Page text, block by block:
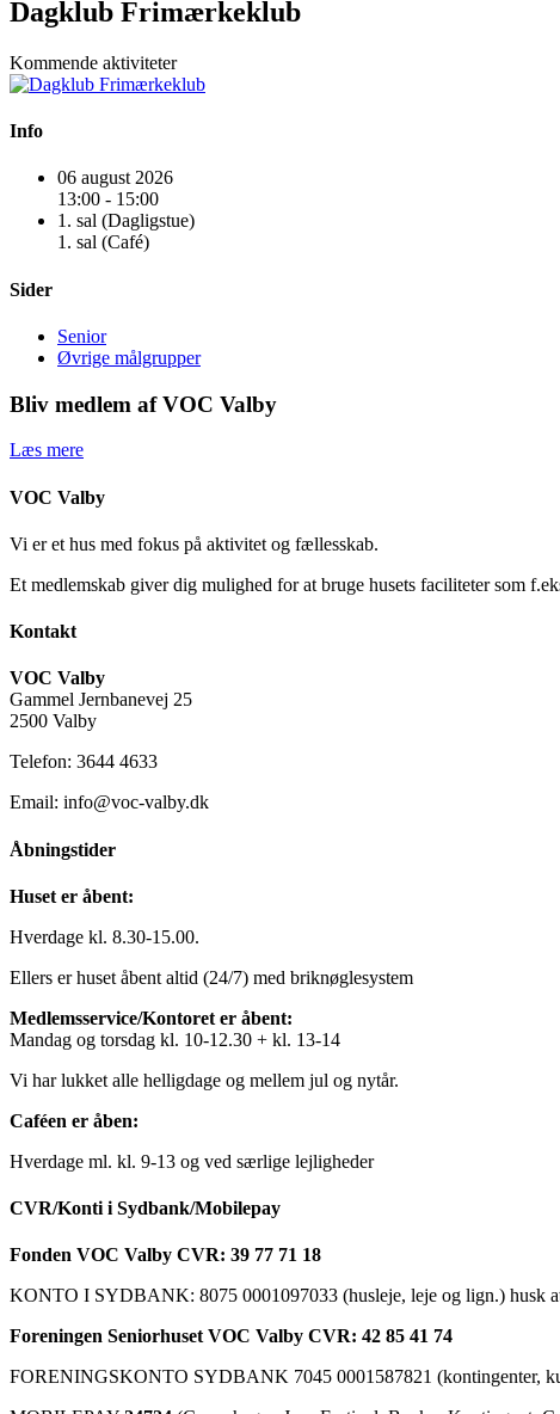
Dagklub Frimærkeklub
Kommende aktiviteter
Info
06 august 2026
13:00 - 15:00
1. sal (Dagligstue)
1. sal (Café)
Sider
Senior
Øvrige målgrupper
Bliv medlem af VOC Valby
Læs mere
VOC Valby
Vi er et hus med fokus på aktivitet og fællesskab.
Et medlemskab giver dig mulighed for at bruge husets faciliteter som
Kontakt
VOC Valby
Gammel Jernbanevej 25
2500 Valby
Telefon: 3644 4633
Email: info@voc-valby.dk
Åbningstider
Huset er åbent:
Hverdage kl. 8.30-15.00.
Ellers er huset åbent altid (24/7) med briknøglesystem
Medlemsservice/Kontoret er åbent:
Mandag og torsdag kl. 10-12.30 + kl. 13-14
Vi har lukket alle helligdage og mellem jul og nytår.
Caféen er åben:
Hverdage ml. kl. 9-13 og ved særlige lejligheder
CVR/Konti i Sydbank/Mobilepay
Fonden VOC Valby CVR: 39 77 71 18
KONTO I SYDBANK: 8075 0001097033 (husleje, leje og lign.) husk
Foreningen Seniorhuset VOC Valby CVR: 42 85 41 74
FORENINGSKONTO SYDBANK 7045 0001587821 (kontingenter,